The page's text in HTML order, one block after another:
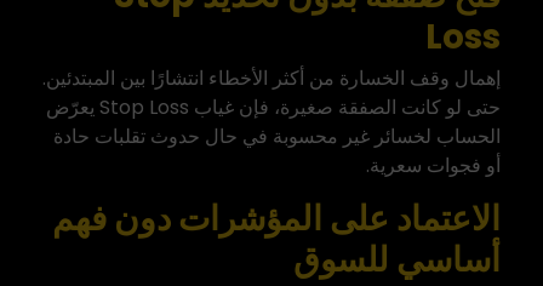
Loss
إهمال وقف الخسارة من أكثر الأخطاء انتشارًا بين المبتدئين.
حتى لو كانت الصفقة صغيرة، فإن غياب Stop Loss يعرّض
الحساب لخسائر غير محسوبة في حال حدوث تقلبات حادة
أو فجوات سعرية.
الاعتماد على المؤشرات دون فهم
أساسي للسوق